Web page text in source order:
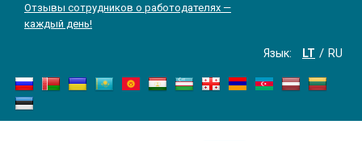
Отзывы сотрудников о работодателях —
каждый день!
Язык: LT RU